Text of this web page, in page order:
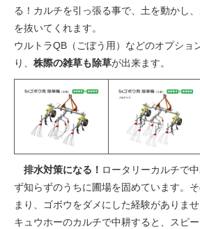
る！カルチを引っ張る事で、土を動かし
を抜いてくれます。
ウルトラQB（ごぼう用）などのオプショ
り、 株際の雑草も除草が出来ます。
排水対策になる！ ロータリーカルチで
ず知らずのうちに圃場を固めています。
まり、ゴボウをダメにした経験がありませ
キュウホーのカルチで中耕すると、スピ